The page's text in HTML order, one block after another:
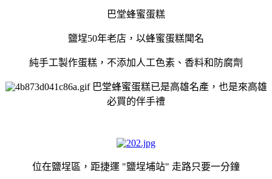
巴堂蜂蜜蛋糕
鹽埕50年老店，以蜂蜜蛋糕聞名
純手工製作蛋糕，不添加人工色素、香料和防腐劑
巴堂蜂蜜蛋糕已是高雄名產，也是來高雄
必買的伴手禮
位在鹽埕區，距捷運 "鹽埕埔站" 走路只要一分鐘